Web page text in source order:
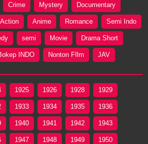
Crime Mystery Documentary
Action Anime Romance Semi Indo
semi Movie Drama Short
INDO Nonton FIlm JAV
1925 1926 1928 1929
1933 1934 1935 1936
1940 1941 1942 1943
1947 1948 1949 1950